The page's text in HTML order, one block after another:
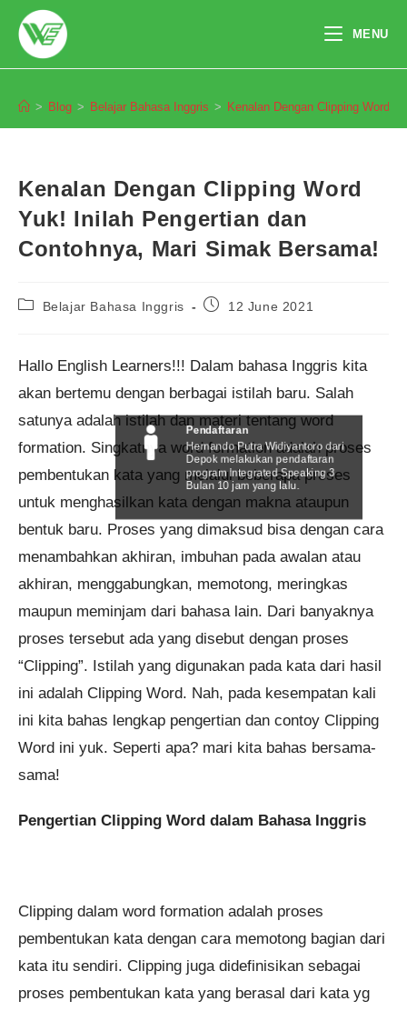
content
MENU
> Blog > Belajar Bahasa Inggris > Kenalan Dengan Clipping Word
Kenalan Dengan Clipping Word
Yuk! Inilah Pengertian dan
Contohnya, Mari Simak Bersama!
PostBelajar Bahasa Inggris
Post12 June 2021
Hallo English Learners!!! Dalam bahasa Inggris kita
akan bertemu dengan berbagai istilah baru. Salah
satunya adalah istilah dan materi tentang word
formation. Singkatnya word formation adalah proses
pembentukan kata yang melalui beberapa proses
untuk menghasilkan kata dengan makna ataupun
bentuk baru. Proses yang dimaksud bisa dengan cara
menambahkan akhiran, imbuhan pada awalan atau
akhiran, menggabungkan, memotong, meringkas
maupun meminjam dari bahasa lain. Dari banyaknya
proses tersebut ada yang disebut dengan proses
“Clipping”. Istilah yang digunakan pada kata dari hasil
ini adalah Clipping Word. Nah, pada kesempatan kali
ini kita bahas lengkap pengertian dan contoy Clipping
Word ini yuk. Seperti apa? mari kita bahas bersama-
sama!
Pengertian Clipping Word dalam Bahasa Inggris
Clipping dalam word formation adalah proses
pembentukan kata dengan cara memotong bagian dari
kata itu sendiri. Clipping juga didefinisikan sebagai
proses pembentukan kata yang berasal dari kata yg
Pendaftaran
Hernando Putra Widiyantoro dari
Depok melakukan pendaftaran
program Integrated Speaking 3
Bulan 10 jam yang lalu.